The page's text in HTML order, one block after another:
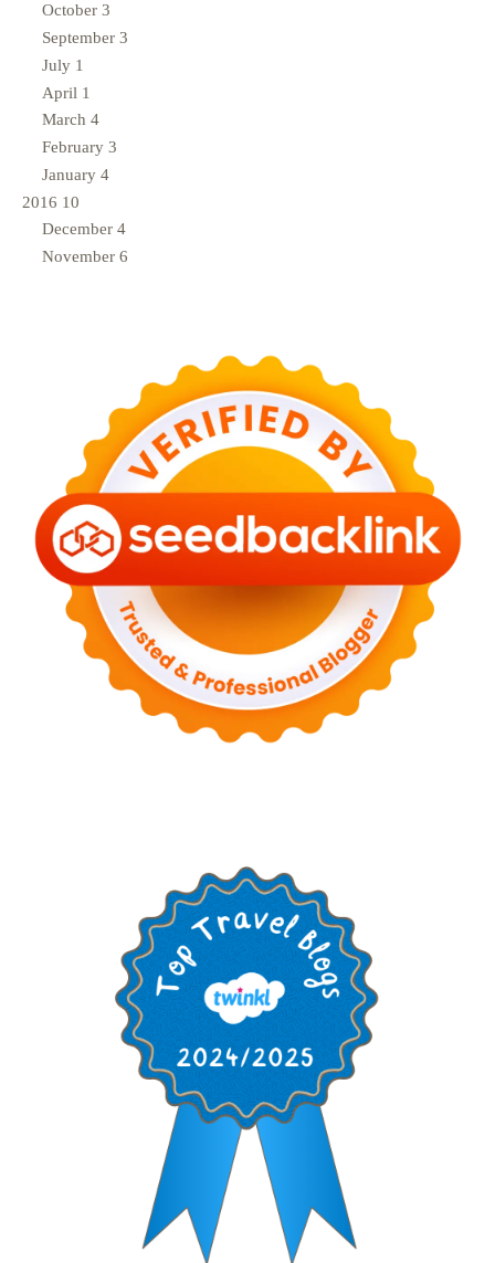
October 3
September 3
July 1
April 1
March 4
February 3
January 4
2016 10
December 4
November 6